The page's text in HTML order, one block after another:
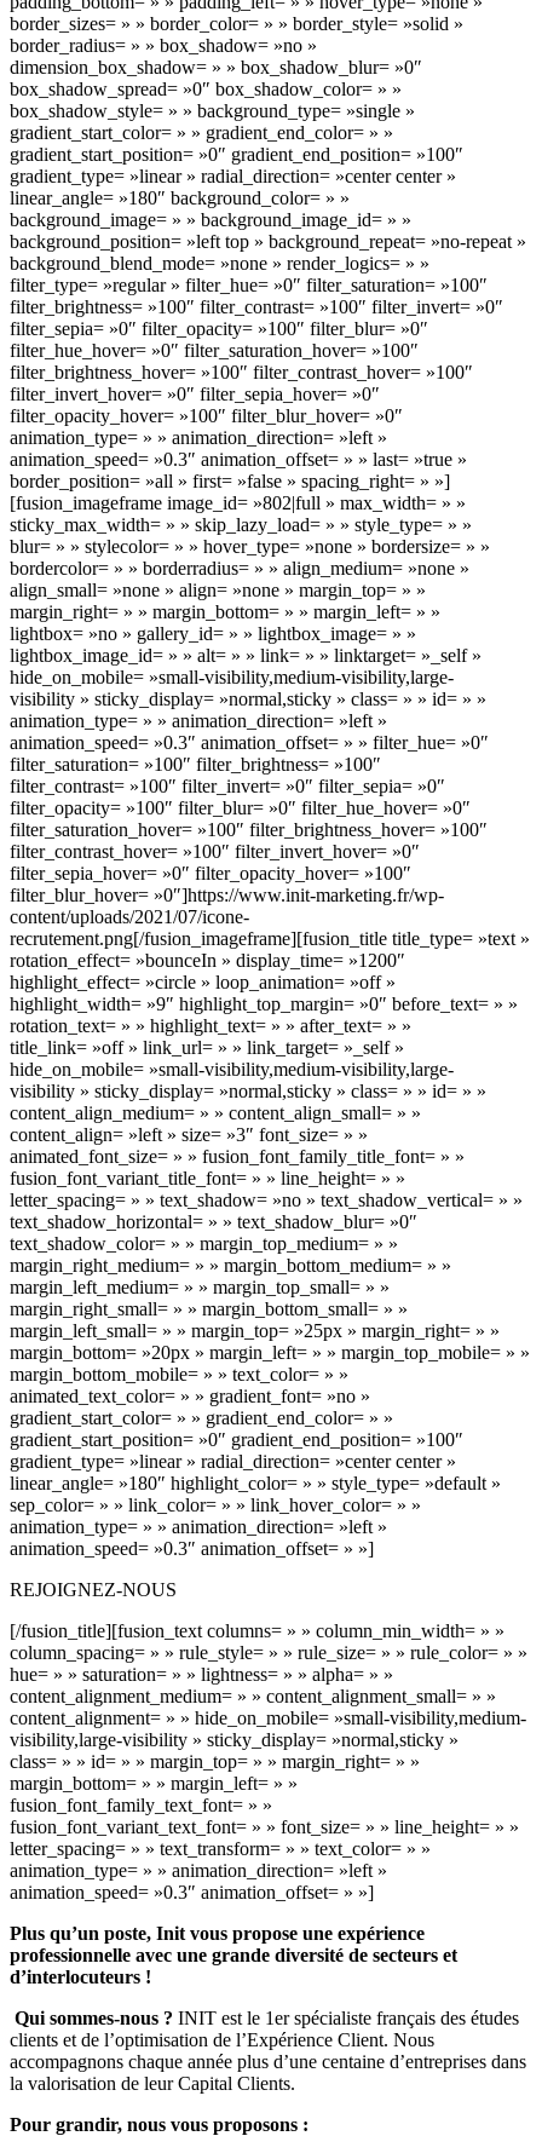
REJOIGNEZ-NOUS
[/fusion_title][fusion_text columns= » » column_min_width= » »
column_spacing= » » rule_style= » » rule_size= » » rule_color= » »
hue= » » saturation= » » lightness= » » alpha= » »
content_alignment_medium= » » content_alignment_small= » »
content_alignment= » » hide_on_mobile= »small-visibility,medium-
visibility,large-visibility » sticky_display= »normal,sticky »
class= » » id= » » margin_top= » » margin_right= » »
margin_bottom= » » margin_left= » »
fusion_font_family_text_font= » »
fusion_font_variant_text_font= » » font_size= » » line_height= » »
letter_spacing= » » text_transform= » » text_color= » »
animation_type= » » animation_direction= »left »
animation_speed= »0.3″ animation_offset= » »]
Plus qu’un poste, Init vous propose une expérience
professionnelle avec une grande diversité de secteurs et
d’interlocuteurs !
Qui sommes-nous ? INIT est le 1er spécialiste français des études
clients et de l’optimisation de l’Expérience Client. Nous
accompagnons chaque année plus d’une centaine d’entreprises dans
la valorisation de leur Capital Clients.
Pour grandir, nous vous proposons :